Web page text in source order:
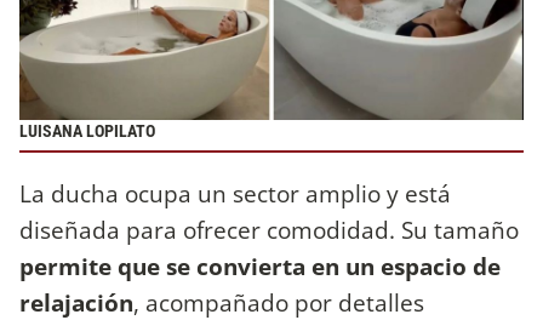
LUISANA LOPILATO
La ducha ocupa un sector amplio y está
diseñada para ofrecer comodidad. Su tamaño
permite que se convierta en un espacio de
relajación, acompañado por detalles